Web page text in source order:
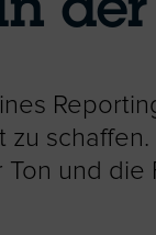
Ton und